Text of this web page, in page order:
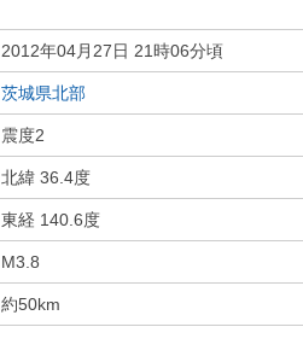
2012年04月27日 21時06分頃
茨城県北部
震度2
北緯 36.4度
東経 140.6度
M3.8
約50km